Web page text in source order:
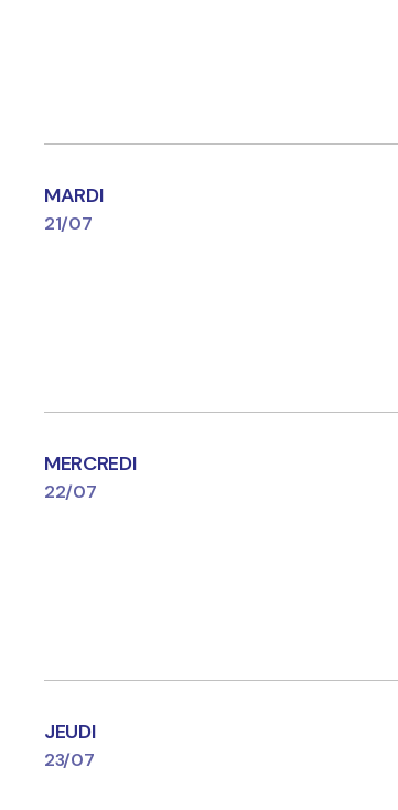
MARDI
21/07
MERCREDI
22/07
JEUDI
23/07